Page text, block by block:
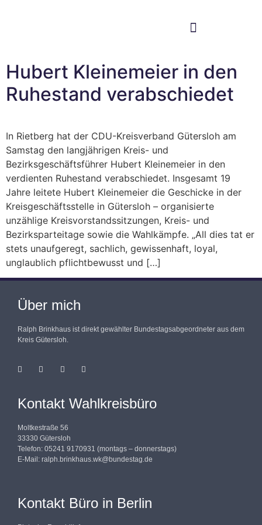
Hubert Kleinemeier in den
Ruhestand verabschiedet
In Rietberg hat der CDU-Kreisverband Gütersloh am
Samstag den langjährigen Kreis- und
Bezirksgeschäftsführer Hubert Kleinemeier in den
verdienten Ruhestand verabschiedet. Insgesamt 19
Jahre leitete Hubert Kleinemeier die Geschicke in der
Kreisgeschäftsstelle in Gütersloh – organisierte
unzählige Kreisvorstandssitzungen, Kreis- und
Bezirksparteitage sowie die Wahlkämpfe. „All dies tat er
stets unaufgeregt, sachlich, gewissenhaft, loyal,
unglaublich pflichtbewusst und […]
Über mich
Ralph Brinkhaus ist direkt gewählter Bundestagsabgeordneter aus dem
Kreis Gütersloh.
Kontakt Wahlkreisbüro
Moltkestraße 56
33330 Gütersloh
Telefon: 05241 9170931 (montags – donnerstags)
E-Mail: ralph.brinkhaus.wk@bundestag.de
Kontakt Büro in Berlin